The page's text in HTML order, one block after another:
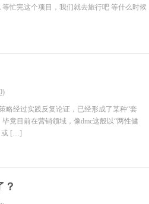
忙完这个项目，我们就去旅行吧 等什么时候
略经过实践反复论证，已经形成了某种“套
竟目前在营销领域，像dmc这般以“两性健
或 […]
？